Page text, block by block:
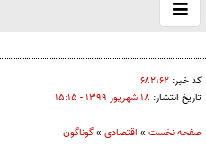
باز
و
کد خبر: ۶۸۲۱۶۲
تاریخ انتشار: ۱۸ شهريور ۱۳۹۹ - ۱۵:۱۵
صفحه نخست » اقتصادی »گوناگون